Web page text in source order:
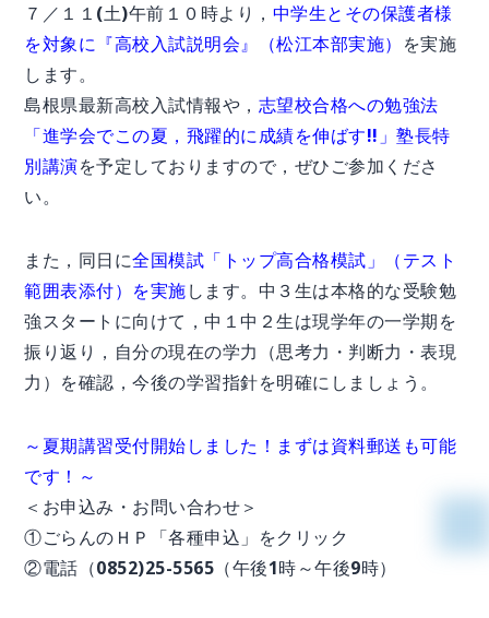
７／１１(土)午前１０時より， 中学生とその保護者様
を対象に『高校入試説明会』（松江本部実施） を実施
します。
島根県最新高校入試情報や， 志望校合格への勉強法
「進学会でこの夏，飛躍的に成績を伸ばす!!」塾長特
別講演を予定しておりますので，ぜひご参加くださ
い。
また，同日に全国模試「トップ高合格模試」（テスト
範囲表添付）を実施します。中３生は本格的な受験勉
強スタートに向けて，中１中２生は現学年の一学期を
振り返り，自分の現在の学力（思考力・判断力・表現
力）を確認，今後の学習指針を明確にしましょう。
～夏期講習受付開始しました！まずは資料郵送も可能
です！～
＜お申込み・お問い合わせ＞
①ごらんのＨＰ「各種申込」をクリック
②電話（0852)25-5565（午後1時～午後9時）